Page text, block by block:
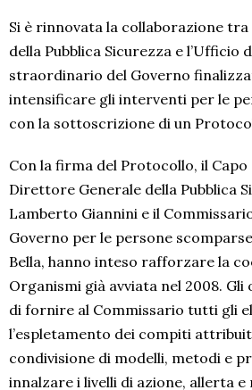
Si è rinnovata la collaborazione
della Pubblica Sicurezza e l’Ufficio
straordinario del Governo
intensificare gli interventi per le
con la sottoscrizione di un
Con la firma del Protocollo, il Capo
Direttore Generale della Pubblica
Lamberto Giannini e il
Governo per le persone
Bella, hanno inteso rafforzare la
Organismi già avviata nel 2008.
di fornire al Commissario tutti gli
l’espletamento dei compiti
condivisione di modelli, metodi e
innalzare i livelli di azione, allerta